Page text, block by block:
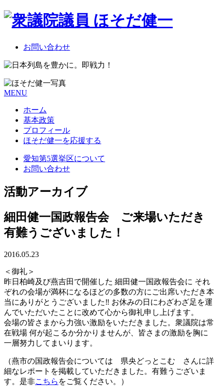
お問い合わせ
MENU
ホーム
基本政策
プロフィール
ほそだ健一を応援する
愛知第5選挙区について
お問い合わせ
活動アーカイブ
細田健一国政報告会 ご来場いただき
有難うございました！
2016.05.23
＜御礼＞
昨日柏崎及び燕吉田で開催した 細田健一国政報告会に それ
ぞれの会場が満杯になるほどの多数の方にご出席いただき本
当にありがとうございました‼︎ お休みの日にわざわざ足を運
んでいただいたことに改めて心から御礼申し上げます。
会場の皆さまから力強い激励をいただきました。衆議院は常
在戦場 何が起こるか分かりませんが、皆さまの激励を胸に
一層努力してまいります。
（燕市の国政報告会については 県央どっとこむ さんに詳
細なレポートを掲載していただきました。有難うございま
す。是非こちら をご覧ください。）